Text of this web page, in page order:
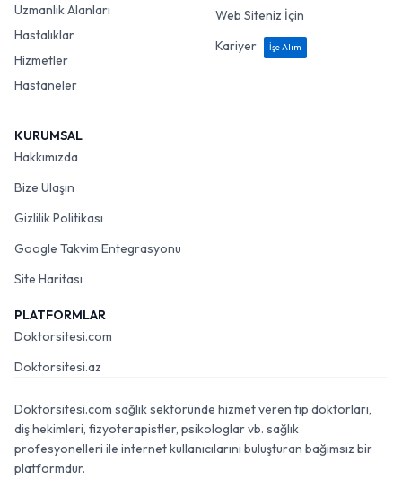
Uzmanlık Alanları
Hastalıklar
Hizmetler
Hastaneler
Web Siteniz İçin
Kariyer
İşe Alım
KURUMSAL
Hakkımızda
Bize Ulaşın
Gizlilik Politikası
Google Takvim Entegrasyonu
Site Haritası
PLATFORMLAR
Doktorsitesi.com
Doktorsitesi.az
Doktorsitesi.com sağlık sektöründe hizmet veren tıp doktorları,
diş hekimleri, fizyoterapistler, psikologlar vb. sağlık
profesyonelleri ile internet kullanıcılarını buluşturan bağımsız bir
platformdur.